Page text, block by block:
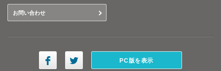
お問い合わせ
PC版を表示